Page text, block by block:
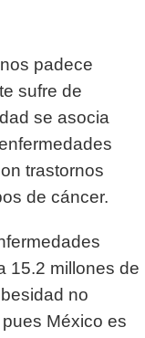
padece
sufre de
se asocia
trastornos
de cáncer.
15.2 millones de
no
México es